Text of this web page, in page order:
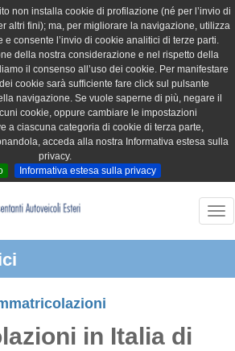
non installa cookie di profilazione (né per l’invio di
altri fini); ma, per migliorare la navigazione, utilizza
e consente l’invio di cookie analitici di terze parti.
della nostra considerazione e nel rispetto della
il consenso all’uso dei cookie. Per manifestare
cookie sarà sufficiente fare click sul pulsante
navigazione. Se vuole saperne di più, negare il
cookie, oppure cambiare le impostazioni
a ciascuna categoria di cookie di terza parte,
acceda alla nostra Informativa estesa sulla
privacy.
Informativa estesa sulla privacy
in Italia di